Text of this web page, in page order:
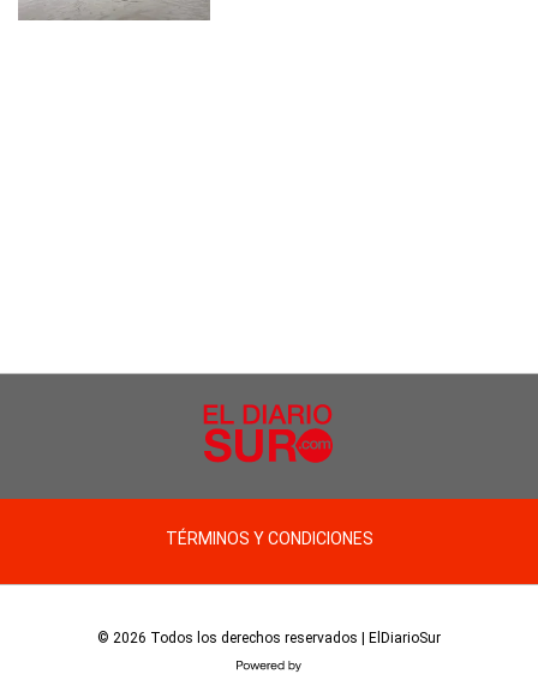
TÉRMINOS Y CONDICIONES
© 2026 Todos los derechos reservados | ElDiarioSur